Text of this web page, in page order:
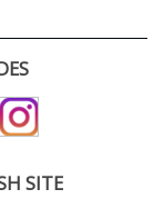
SITE